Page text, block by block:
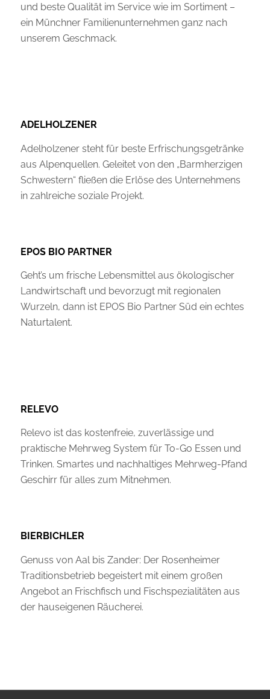
und beste Qualität im Service wie im Sortiment –
ein Münchner Familienunternehmen ganz nach
unserem Geschmack.
ADELHOLZENER
Adelholzener steht für beste Erfrischungsgetränke
aus Alpenquellen. Geleitet von den „Barmherzigen
Schwestern“ fließen die Erlöse des Unternehmens
in zahlreiche soziale Projekt.
EPOS BIO PARTNER
Geht’s um frische Lebensmittel aus ökologischer
Landwirtschaft und bevorzugt mit regionalen
Wurzeln, dann ist EPOS Bio Partner Süd ein echtes
Naturtalent.
RELEVO
Relevo ist das kostenfreie, zuverlässige und
praktische Mehrweg System für To-Go Essen und
Trinken. Smartes und nachhaltiges Mehrweg-Pfand
Geschirr für alles zum Mitnehmen.
BIERBICHLER
Genuss von Aal bis Zander: Der Rosenheimer
Traditionsbetrieb begeistert mit einem großen
Angebot an Frischfisch und Fischspezialitäten aus
der hauseigenen Räucherei.